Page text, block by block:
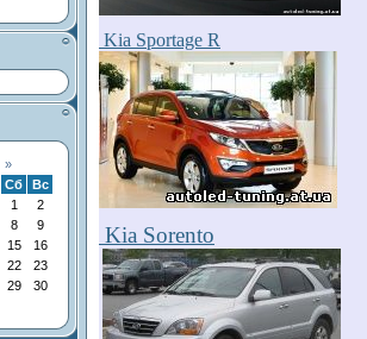
»
Сб
Вс
1
2
8
9
15
16
22
23
29
30
Kia Sportage R
Kia Sorento